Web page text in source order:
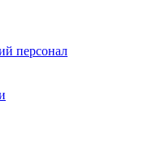
персонал